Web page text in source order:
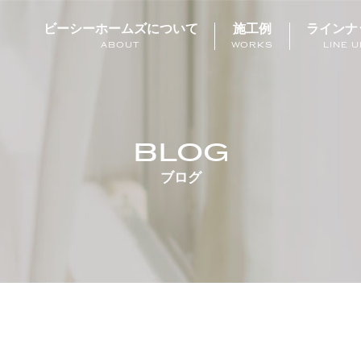
ビーシーホームズについて
ABOUT
施工例
WORKS
ラインナ
LINE
BLOG
ブログ